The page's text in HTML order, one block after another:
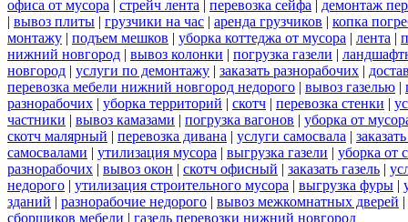
офиса от мусора | стрейч лента | перевозка сейфа | демонтаж
| вывоз плиты | грузчики на час | аренда грузчиков | копка
монтажу | подъем мешков | уборка коттеджа от мусора | лента |
нижний новгород | вывоз колонки | погрузка газели |
новгород | услуги по демонтажу | заказать разнорабочих |
перевозка мебели нижний новгород недорого | вывоз газелью |
разнорабочих | уборка территорий | скотч | перевозка стенки |
частники | вывоз камазами | погрузка вагонов | уборка от
скотч малярный | перевозка дивана | услуги самосвала |
самосвалами | утилизация мусора | выгрузка газели | уборка от
разнорабочих | вывоз окон | скотч офисный | заказать газель |
недорого | утилизация строительного мусора | выгрузка фуры |
зданий | разнорабочие недорого | вывоз межкомнатных дверей |
сборщиков мебели | газель перевозки нижний новгород